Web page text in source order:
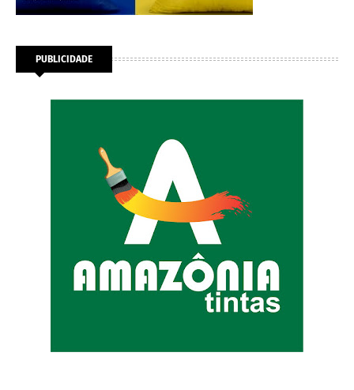
PUBLICIDADE